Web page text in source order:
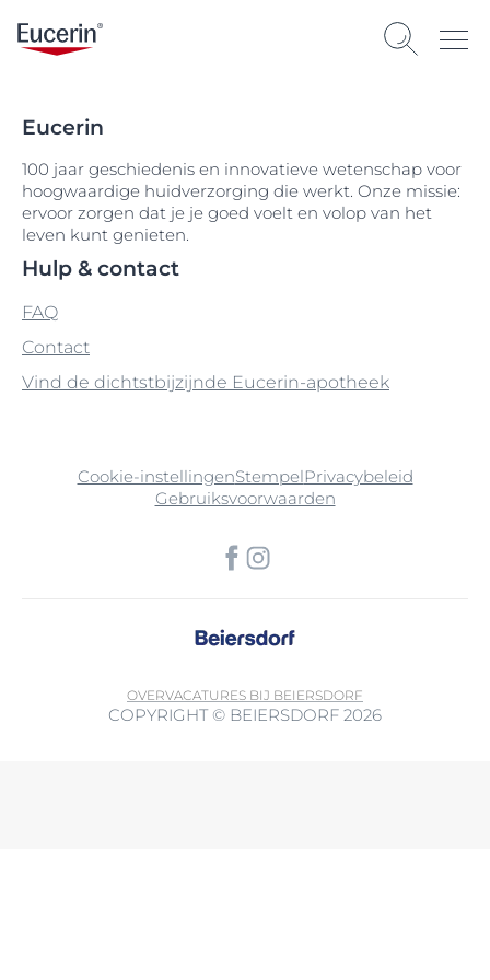
Eucerin
100 jaar geschiedenis en innovatieve wetenschap voor
hoogwaardige huidverzorging die werkt. Onze missie:
ervoor zorgen dat je je goed voelt en volop van het
leven kunt genieten.
Hulp & contact
FAQ
Contact
Vind de dichtstbijzijnde Eucerin-apotheek
Cookie-instellingenStempelPrivacybeleid
Gebruiksvoorwaarden
OVERVACATURES BIJ BEIERSDORF
COPYRIGHT © BEIERSDORF 2026